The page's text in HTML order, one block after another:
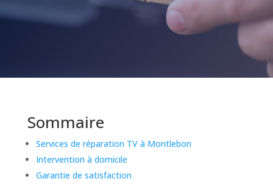
Sommaire
Services de réparation TV à Montlebon
Intervention à domicile
Garantie de satisfaction